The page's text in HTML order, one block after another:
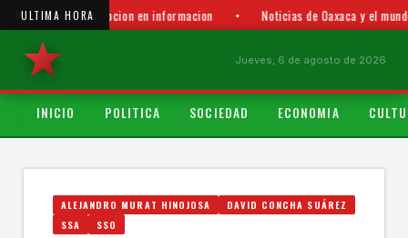
ULTIMA HORA
Oaxaca - La opcion en informacion Noticias de Oaxaca y el mundo
Jueves, 6 de agosto de 2026
INICIO POLITICA SOCIEDAD ECONOMIA
ALEJANDRO MURAT HINOJOSA
DAVID CONCHA SUÁREZ
SSA
SSO